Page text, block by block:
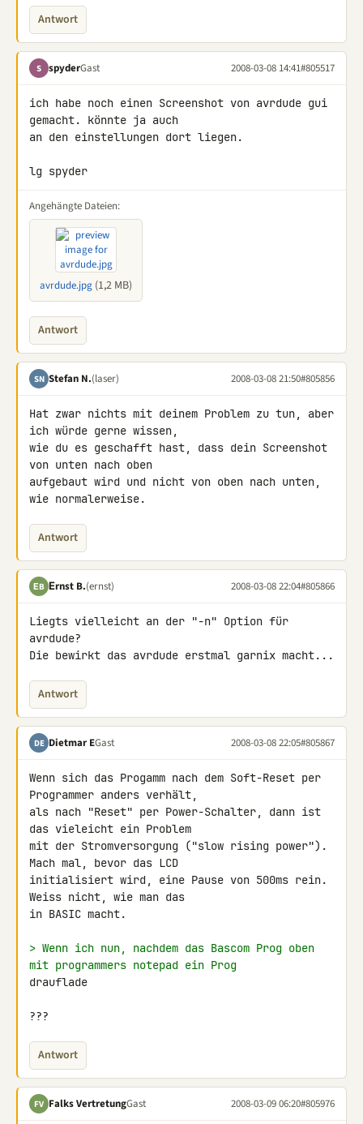
Antwort
S spyderGast 2008-03-08 14:41#805517
ich habe noch einen Screenshot von avrdude gui
gemacht. könnte ja auch
an den einstellungen dort liegen.
lg spyder
Angehängte Dateien:
avrdude.jpg (1,2 MB)
Antwort
SN Stefan N.(laser) 2008-03-08 21:50#805856
Hat zwar nichts mit deinem Problem zu tun, aber
ich würde gerne wissen,
wie du es geschafft hast, dass dein Screenshot
von unten nach oben
aufgebaut wird und nicht von oben nach unten,
wie normalerweise.
Antwort
ΕB Εrnst B.(ernst) 2008-03-08 22:04#805866
Liegts vielleicht an der "-n" Option für
avrdude?
Die bewirkt das avrdude erstmal garnix macht...
Antwort
DE Dietmar EGast 2008-03-08 22:05#805867
Wenn sich das Progamm nach dem Soft-Reset per
Programmer anders verhält,
als nach "Reset" per Power-Schalter, dann ist
das vieleicht ein Problem
mit der Stromversorgung ("slow rising power").
Mach mal, bevor das LCD
initialisiert wird, eine Pause von 500ms rein.
Weiss nicht, wie man das
in BASIC macht.
> Wenn ich nun, nachdem das Bascom Prog oben
mit programmers notepad ein Prog
drauflade
???
Antwort
FV Falks VertretungGast 2008-03-09 06:20#805976